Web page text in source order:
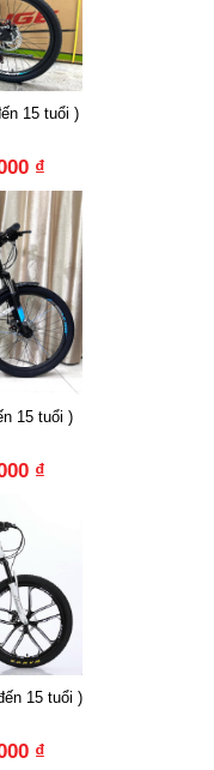
15 tuổi )
₫
15 tuổi )
₫
15 tuổi )
₫